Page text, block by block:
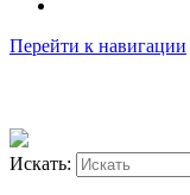
Перейти к навигации
Искать: